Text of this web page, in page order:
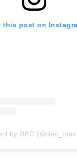
this post on
by DEC